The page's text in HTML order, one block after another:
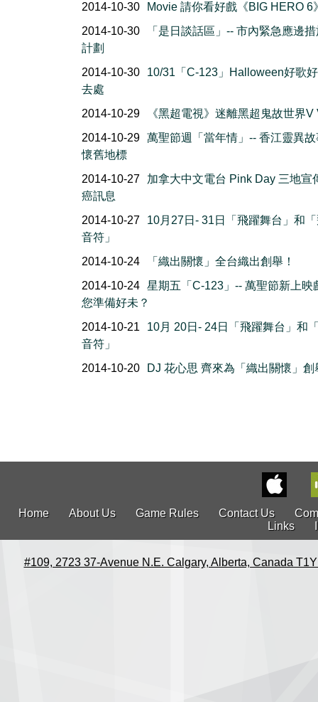
2014-10-30
Movie 請你看好戲《BIG HERO 6
2014-10-30
「是日談話區」-- 市內緊急應邊
計劃
2014-10-30
10/31「C-123」Halloween好歌
去處
2014-10-29
《黑超電視》迷離黑超鬼故世界V
2014-10-29 萬聖節週「當年情」-- 香江靈異
懷舊地標
2014-10-27
加拿大中文電台 Pink Day 三地宣
癌訊息
2014-10-27
10月27日- 31日「飛躍舞台」和
音符」
2014-10-24
「織出關懷」全台織出創舉！
2014-10-24 星期五「C-123」-- 萬聖節新上映
您準備好未？
2014-10-21
10月 20日- 24日「飛躍舞台」和
音符」
2014-10-20
DJ 花心思 齊來為「織出關懷」創
Home About Us Game Rules Contact Us
Links
#109, 2723 37-Avenue N.E. Calgary, Alberta, Canada